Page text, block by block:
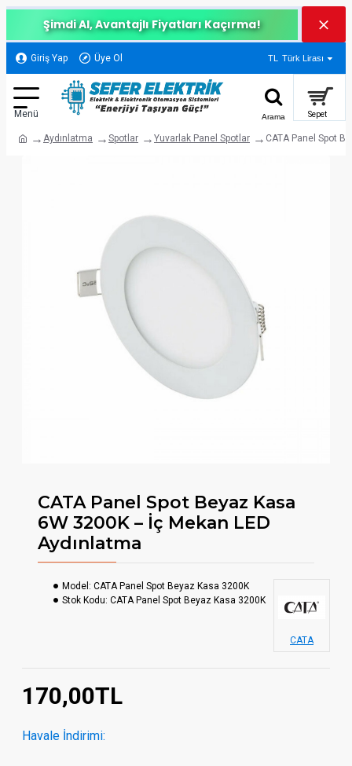
Şimdi Al, Avantajlı Fiyatları Kaçırma!
Giriş Yap Üye Ol TL Türk Lirası
Aydınlatma Spotlar Yuvarlak Panel Spotlar CATA Panel Spot
CATA Panel Spot Beyaz Kasa
6W 3200K – İç Mekan LED
Aydınlatma
170,00TL
Havale İndirimi:
Model: CATA Panel Spot Beyaz Kasa 3200K
Stok Kodu: CATA Panel Spot Beyaz Kasa 3200K
CATA